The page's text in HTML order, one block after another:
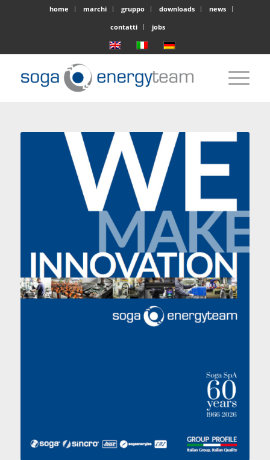
home marchi gruppo downloads
news
contatti
jobs